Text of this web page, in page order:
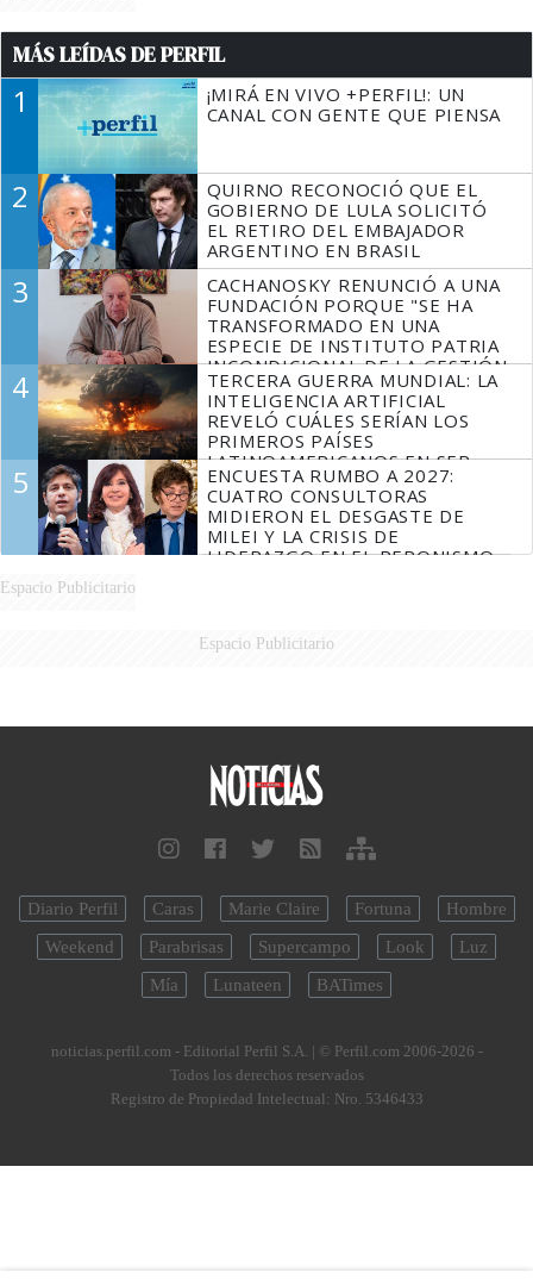
MÁS LEÍDAS DE PERFIL
1
¡MIRÁ EN VIVO +PERFIL!: UN
CANAL CON GENTE QUE PIENSA
2
QUIRNO RECONOCIÓ QUE EL
GOBIERNO DE LULA SOLICITÓ
EL RETIRO DEL EMBAJADOR
ARGENTINO EN BRASIL
3
CACHANOSKY RENUNCIÓ A UNA
FUNDACIÓN PORQUE "SE HA
TRANSFORMADO EN UNA
ESPECIE DE INSTITUTO PATRIA
INCONDICIONAL DE LA GESTIÓN
DE MILEI"
4
TERCERA GUERRA MUNDIAL: LA
INTELIGENCIA ARTIFICIAL
REVELÓ CUÁLES SERÍAN LOS
PRIMEROS PAÍSES
LATINOAMERICANOS EN SER
DERROTADOS
5
ENCUESTA RUMBO A 2027:
CUATRO CONSULTORAS
MIDIERON EL DESGASTE DE
MILEI Y LA CRISIS DE
LIDERAZGO EN EL PERONISMO
Espacio Publicitario
Espacio Publicitario
Diario Perfil Caras Marie Claire Fortuna
Hombre
Weekend
Parabrisas Supercampo Look
Luz
Mía
Lunateen BATimes
noticias.perfil.com - Editorial Perfil S.A. | © Perfil.com 2006-2026 -
Todos los derechos reservados
Registro de Propiedad Intelectual: Nro. 5346433